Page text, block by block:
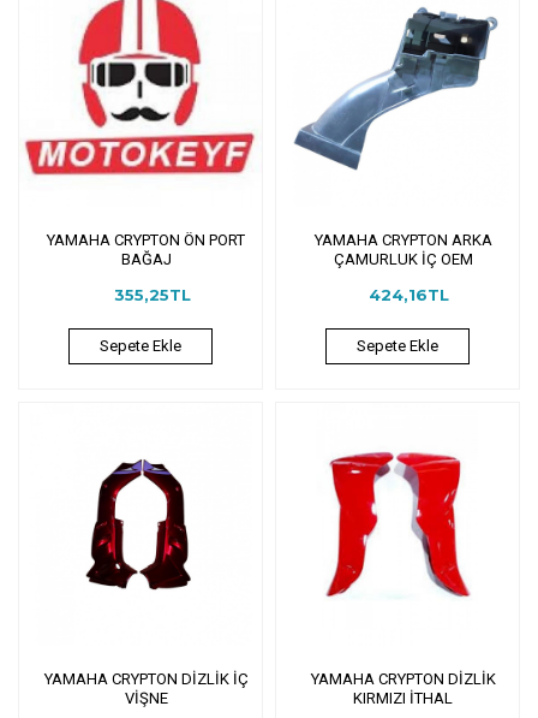
YAMAHA CRYPTON ÖN PORT
BAĞAJ
355,25TL
Sepete Ekle
YAMAHA CRYPTON ARKA
ÇAMURLUK İÇ OEM
424,16TL
Sepete Ekle
YAMAHA CRYPTON DİZLİK İÇ
VİŞNE
YAMAHA CRYPTON DİZLİK
KIRMIZI İTHAL